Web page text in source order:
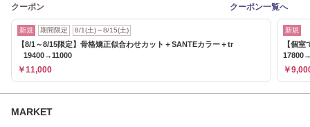
クーポン クーポン一覧へ
新規 期間限定 8/1(土)～8/15(土)
【8/1～8/15限定】骨格矯正似合わせカット＋SANTEカラー＋tr
19400→11000
￥11,000
新規
【個
￥
MARKET